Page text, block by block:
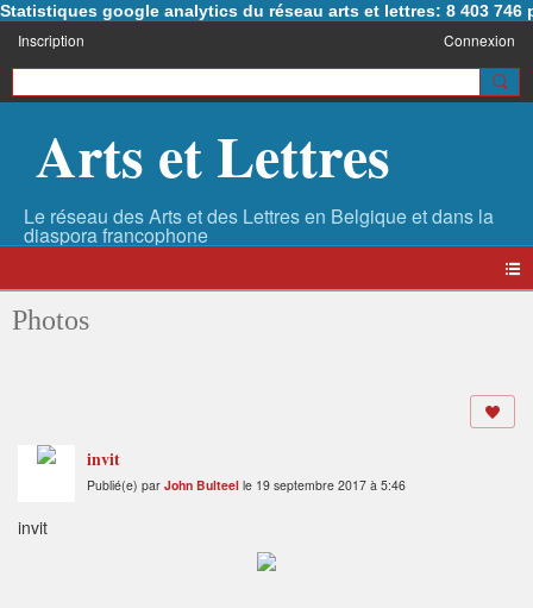
Statistiques google analytics du réseau arts et lettres: 8 403 746
Inscription Connexion
Arts et Lettres
Photos
invit
Publié(e) par John Bulteel le 19 septembre 2017 à 5:46
invit